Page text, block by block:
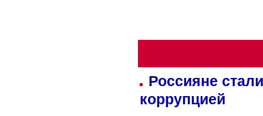
Россияне
коррупцией